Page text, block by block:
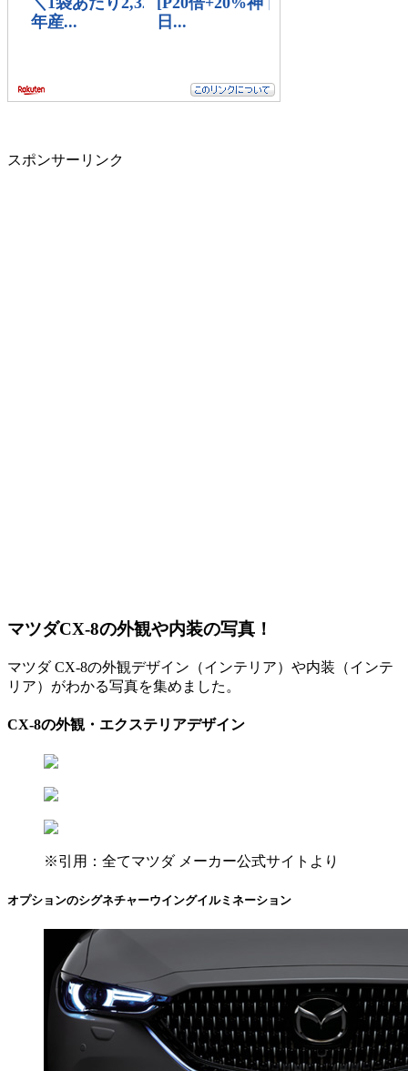
スポンサーリンク
マツダCX-8の外観や内装の写真！
マツダ CX-8の外観デザイン（インテリア）や内装（インテ
リア）がわかる写真を集めました。
CX-8の外観・エクステリアデザイン
※引用：全てマツダ メーカー公式サイトより
オプションのシグネチャーウイングイルミネーション